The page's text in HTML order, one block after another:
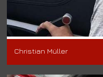
Christian Müller